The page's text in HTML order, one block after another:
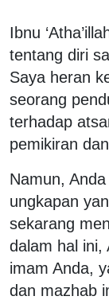
Ibnu
tentang diri
Saya heran
seorang
terhadap
pemikiran
Namun,
ungkapan
sekarang
dalam hal ini,
imam Anda,
dan mazhab